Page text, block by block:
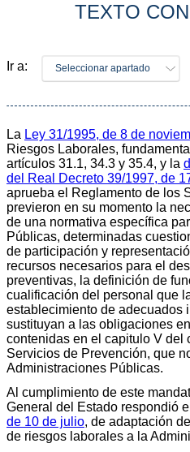
TEXTO
Ir a: Seleccionar apartado
La Ley 31/1995, de 8 de
Riesgos Laborales,
artículos 31.1, 34.3 y 35.4, y la
del Real Decreto 39/1997, de
aprueba el Reglamento de los
previeron en su momento la
de una normativa específica
Públicas, determinadas
de participación y
recursos necesarios para el
preventivas, la definición de
cualificación del personal que
establecimiento de adecuados
sustituyan a las obligaciones
contenidas en el capitulo V del
Servicios de Prevención, que
Administraciones Públicas.
Al cumplimiento de este
General del Estado respondió el
de 10 de julio, de adaptación
de riesgos laborales a la